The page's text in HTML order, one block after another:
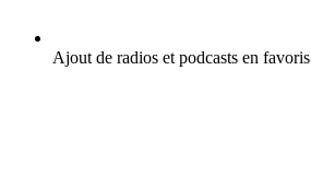
Ajout de radios et podcasts en favoris